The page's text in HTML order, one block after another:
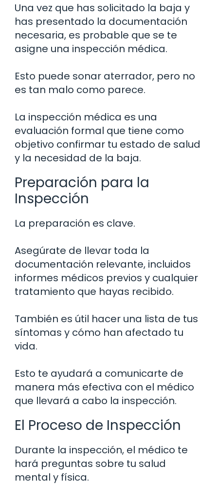
Una vez que has solicitado la baja y
has presentado la documentación
necesaria, es probable que se te
asigne una inspección médica.
Esto puede sonar aterrador, pero no
es tan malo como parece.
La inspección médica es una
evaluación formal que tiene como
objetivo confirmar tu estado de salud
y la necesidad de la baja.
Preparación para la
Inspección
La preparación es clave.
Asegúrate de llevar toda la
documentación relevante, incluidos
informes médicos previos y cualquier
tratamiento que hayas recibido.
También es útil hacer una lista de tus
síntomas y cómo han afectado tu
vida.
Esto te ayudará a comunicarte de
manera más efectiva con el médico
que llevará a cabo la inspección.
El Proceso de Inspección
Durante la inspección, el médico te
hará preguntas sobre tu salud
mental y física.